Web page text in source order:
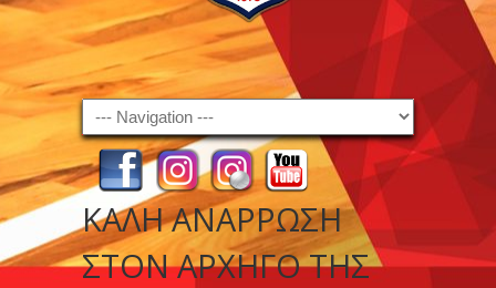
Navigation
ΚΑΛΉ ΑΝΆΡΡΩΣΗ
ΣΤΟΝ ΑΡΧΗΓΌ ΤΗΣ